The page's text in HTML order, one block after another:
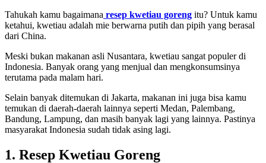
Tahukah kamu bagaimana resep kwetiau goreng itu? Untuk kamu
ketahui, kwetiau adalah mie berwarna putih dan pipih yang berasal
dari China.
Meski bukan makanan asli Nusantara, kwetiau sangat populer di
Indonesia. Banyak orang yang menjual dan mengkonsumsinya
terutama pada malam hari.
Selain banyak ditemukan di Jakarta, makanan ini juga bisa kamu
temukan di daerah-daerah lainnya seperti Medan, Palembang,
Bandung, Lampung, dan masih banyak lagi yang lainnya. Pastinya
masyarakat Indonesia sudah tidak asing lagi.
1. Resep Kwetiau Goreng